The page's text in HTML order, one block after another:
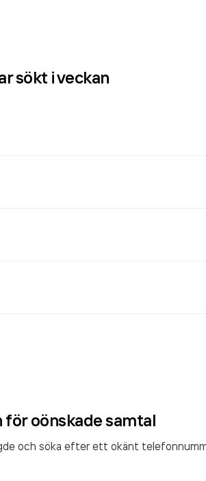
sökt i veckan
för oönskade samtal
och söka efter ett okänt